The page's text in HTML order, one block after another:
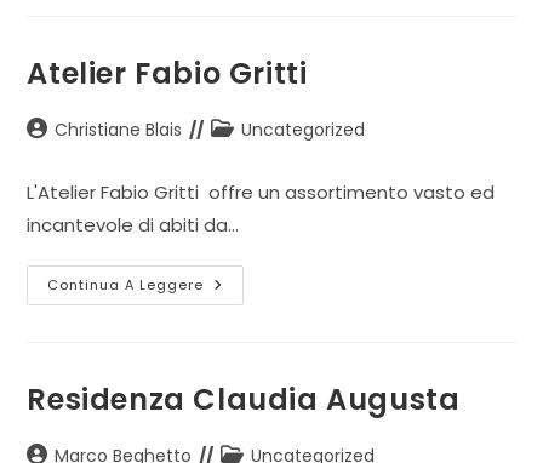
Atelier Fabio Gritti
AutoreChristiane Blais
Categoria
Uncategorized
L'Atelier Fabio Gritti offre un assortimento vasto ed
incantevole di abiti da…
Continua A Leggere Atelier
Fabio
Residenza Claudia Augusta
AutoreMarco Beghetto
Categoria
Uncategorized